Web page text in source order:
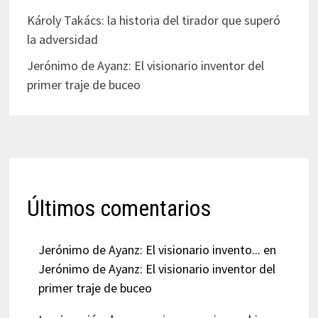
Károly Takács: la historia del tirador que superó
la adversidad
Jerónimo de Ayanz: El visionario inventor del
primer traje de buceo
Últimos comentarios
Jerónimo de Ayanz: El visionario invento... en
Jerónimo de Ayanz: El visionario inventor del
primer traje de buceo